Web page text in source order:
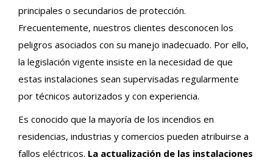
principales o secundarios de protección.
Frecuentemente, nuestros clientes desconocen los
peligros asociados con su manejo inadecuado. Por ello,
la legislación vigente insiste en la necesidad de que
estas instalaciones sean supervisadas regularmente
por técnicos autorizados y con experiencia.
Es conocido que la mayoría de los incendios en
residencias, industrias y comercios pueden atribuirse a
fallos eléctricos. La actualización de las instalaciones